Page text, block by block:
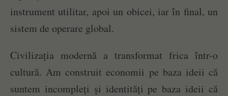
instrument utilitar, apoi un obicei, iar în final, un
sistem de operare global.
Civilizația modernă a transformat frica într-o
cultură. Am construit economii pe baza ideii că
suntem incompleți și identități pe baza ideii că